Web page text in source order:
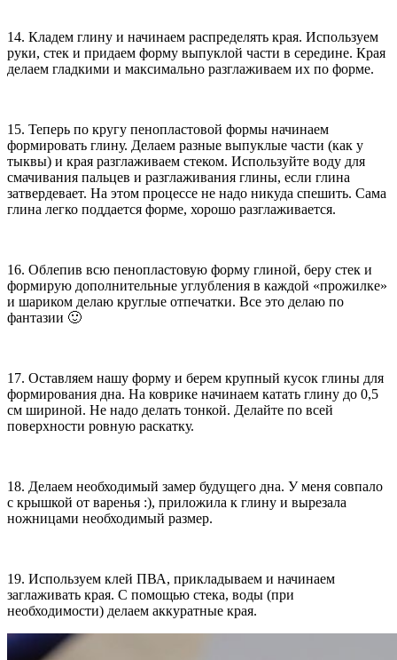
14. Кладем глину и начинаем распределять края. Используем
руки, стек и придаем форму выпуклой части в середине. Края
делаем гладкими и максимально разглаживаем их по форме.
15. Теперь по кругу пенопластовой формы начинаем
формировать глину. Делаем разные выпуклые части (как у
тыквы) и края разглаживаем стеком. Используйте воду для
смачивания пальцев и разглаживания глины, если глина
затвердевает. На этом процессе не надо никуда спешить. Сама
глина легко поддается форме, хорошо разглаживается.
16. Облепив всю пенопластовую форму глиной, беру стек и
формирую дополнительные углубления в каждой «прожилке»
и шариком делаю круглые отпечатки. Все это делаю по
фантазии 🙂
17. Оставляем нашу форму и берем крупный кусок глины для
формирования дна. На коврике начинаем катать глину до 0,5
см шириной. Не надо делать тонкой. Делайте по всей
поверхности ровную раскатку.
18. Делаем необходимый замер будущего дна. У меня совпало
с крышкой от варенья :), приложила к глину и вырезала
ножницами необходимый размер.
19. Используем клей ПВА, прикладываем и начинаем
заглаживать края. С помощью стека, воды (при
необходимости) делаем аккуратные края.